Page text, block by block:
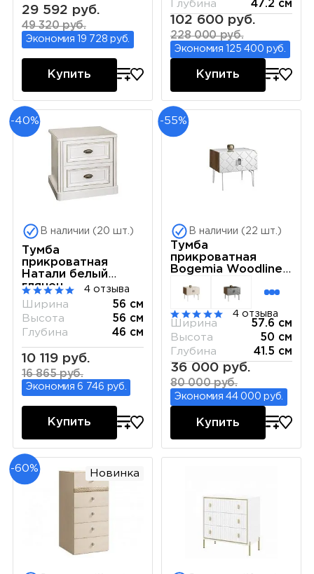
29 592 руб.
49 320 руб.
Экономия 19 728 руб.
Купить
Глубина 47.2 см
102 600 руб.
228 000 руб.
Экономия 125 400 руб.
Купить
-40%
В наличии (20 шт.)
Тумба
прикроватная
Натали белый
глянец
4 отзыва
Ширина
56 см
Высота
56 см
Глубина
46 см
10 119 руб.
16 865 руб.
Экономия 6 746 руб.
Купить
-55%
В наличии (22 шт.)
Тумба
прикроватная
Bogemia Woodline
4 отзыва
Ширина
57.6 см
Высота
50 см
Глубина
41.5 см
36 000 руб.
80 000 руб.
Экономия 44 000 руб.
Купить
-60% Новинка